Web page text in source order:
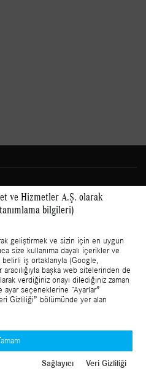
Geç
Hafif Ticari Araçlar:
ve Hizmetler A.Ş.
ve Hizmetler A.Ş. olarak
bilgileri)
geliştirmek ve sizin için en uygun
size kullanıma dayalı içerikler ve
iş ortaklarıyla (Google,
başka web sitelerinden de
verdiğiniz onayı dilediğiniz zaman
ayar seçeneklerine “Ayarlar”
Gizliliği” bölümünde yer alan
Tamam
Sağlayıcı Veri Gizliliği